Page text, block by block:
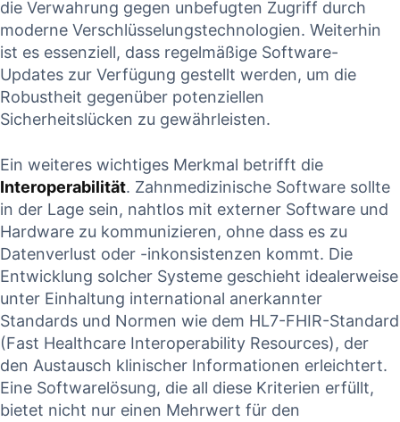
die Verwahrung ⁣gegen unbefugten Zugriff durch
moderne Verschlüsselungstechnologien. Weiterhin
ist‍ es essenziell, dass regelmäßige​ Software-
Updates ​zur​ Verfügung gestellt werden, um die
Robustheit gegenüber potenziellen
Sicherheitslücken zu​ gewährleisten. ‍
Ein weiteres wichtiges Merkmal betrifft die
Interoperabilität. Zahnmedizinische ⁣Software sollte
in‍ der Lage sein, nahtlos mit externer Software und
‍Hardware ⁢zu kommunizieren, ohne dass es zu
Datenverlust ⁢oder -inkonsistenzen‌ kommt.‍ Die
Entwicklung solcher⁢ Systeme ⁤geschieht idealerweise
unter Einhaltung‍ international anerkannter‌
Standards‌ und Normen wie dem HL7-FHIR-Standard
(Fast Healthcare Interoperability‍ Resources), der
den Austausch klinischer Informationen erleichtert.
Eine Softwarelösung,‍ die all diese ⁢Kriterien erfüllt,
bietet nicht nur einen Mehrwert für den